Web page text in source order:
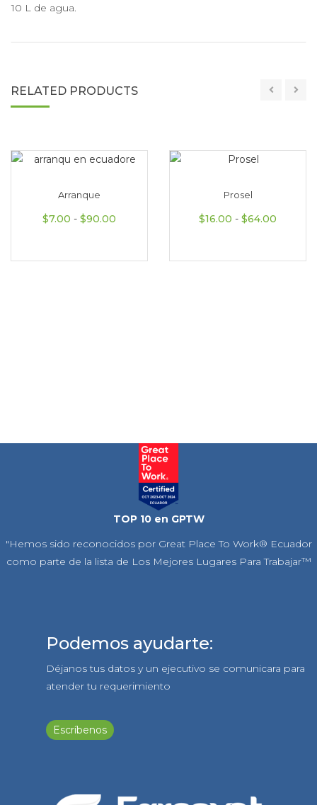
10 L de agua.
RELATED PRODUCTS
Arranque
$7.00 - $90.00 Rango de precios: desde $7.00 hasta
Prosel
$16.00 - $64.00
TOP 10 en GPTW
"Hemos sido reconocidos por Great Place To Work® Ecuador
como parte de la lista de Los Mejores Lugares Para Trabajar™
Podemos ayudarte:
Déjanos tus datos y un ejecutivo se comunicara para
atender tu requerimiento
Escríbenos